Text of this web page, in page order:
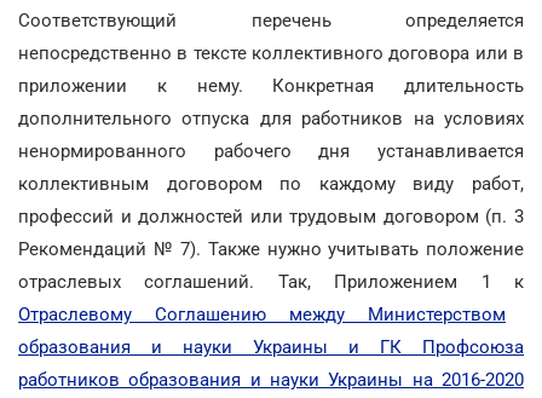
Соответствующий перечень определяется
непосредственно в тексте коллективного договора или в
приложении к нему. Конкретная длительность
дополнительного отпуска для работников на условиях
ненормированного рабочего дня устанавливается
коллективным договором по каждому виду работ,
профессий и должностей или трудовым договором (п. 3
Рекомендаций № 7). Также нужно учитывать положение
отраслевых соглашений. Так, Приложением 1 к
Отраслевому Соглашению между Министерством
образования и науки Украины и ГК Профсоюза
работников образования и науки Украины на 2016-2020